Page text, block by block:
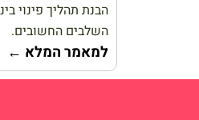
הבנת תהליך פינוי
השלבים החשובים.
למאמר המלא ←